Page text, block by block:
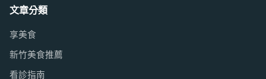
文章分類
享美食
新竹美食推薦
看診指南